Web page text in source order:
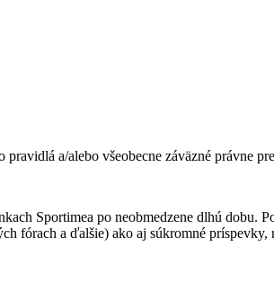
a/alebo všeobecne záväzné právne
Sportimea po neobmedzene dlhú dobu.
fórach a ďalšie) ako aj súkromné príspevky,